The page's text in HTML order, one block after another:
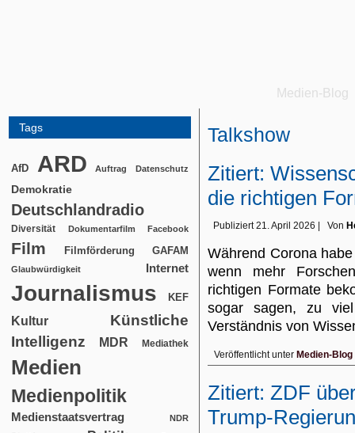
Medien-Blog
Tags
AfD ARD Auftrag Datenschutz
Demokratie
Deutschlandradio
Diversität Dokumentarfilm Facebook
Film Filmförderung GAFAM
Glaubwürdigkeit Internet
Journalismus KEF
Kultur
Künstliche
Intelligenz
MDR Mediathek
Medien
Medienpolitik
Medienstaatsvertrag NDR
Talkshow
Zitiert:
die richtigen
Publiziert 21. April 2026 Von
Während Corona
wenn mehr
richtigen Formate
sogar sagen, zu
Verständnis von
Veröffentlicht unter Medien-Blog
Zitiert: ZDF
Trump-